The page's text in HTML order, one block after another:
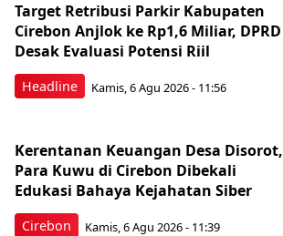
Headline
Target Retribusi Parkir Kabupaten
Cirebon Anjlok ke Rp1,6 Miliar, DPRD
Desak Evaluasi Potensi Riil
Kamis, 6 Agu 2026 - 11:56
Cirebon
Kerentanan Keuangan Desa Disorot,
Para Kuwu di Cirebon Dibekali
Edukasi Bahaya Kejahatan Siber
Kamis, 6 Agu 2026 - 11:39